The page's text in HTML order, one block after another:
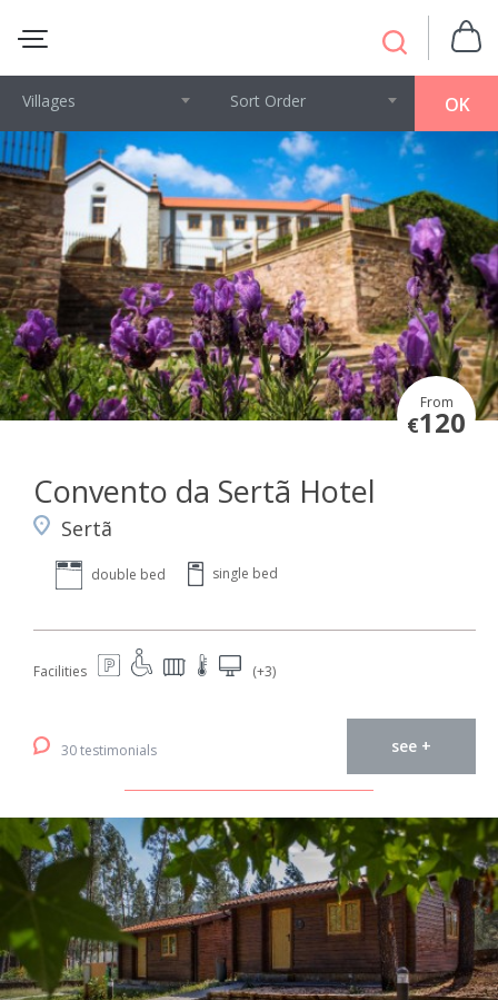
OK
Villages Sort Order
From
€120
Convento da Sertã Hotel
Sertã
double bed single bed
Facilities (+3)
30 testimonials see +